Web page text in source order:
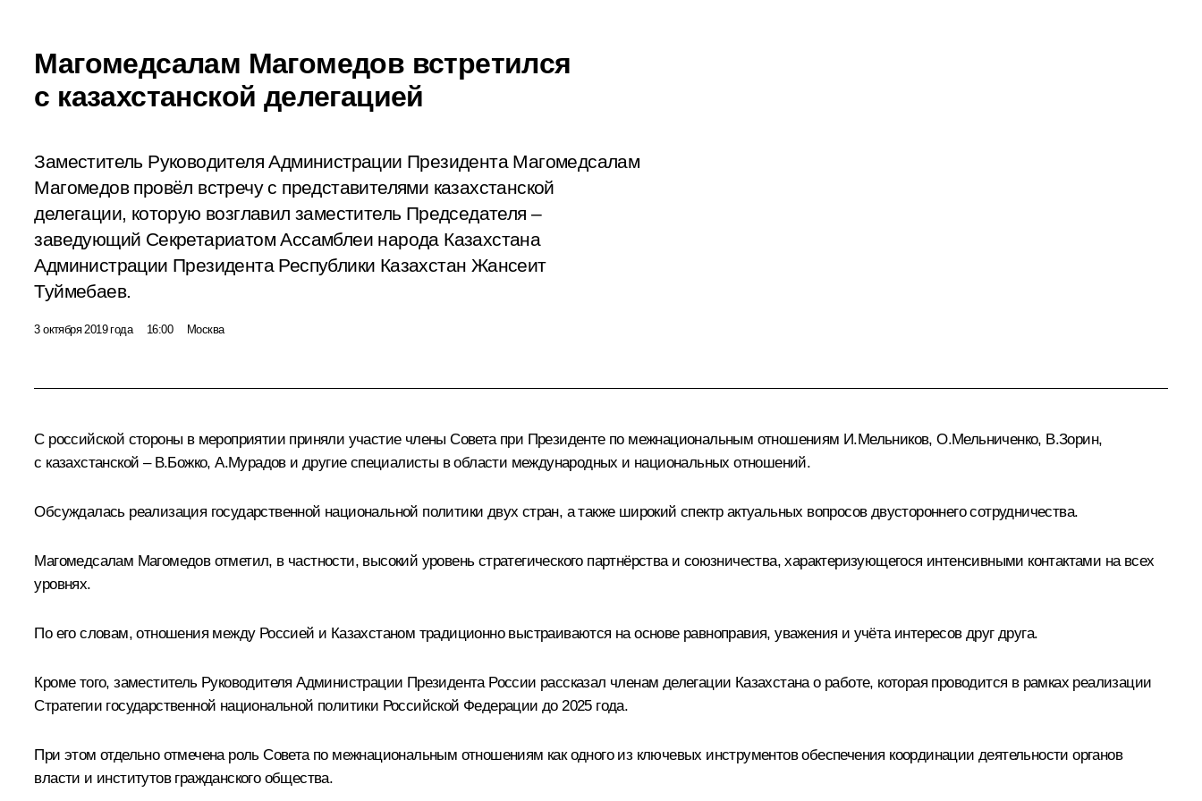
Магомедсалам Магомедов встретился
с казахстанской делегацией
Заместитель Руководителя Администрации Президента Магомедсалам
Магомедов провёл встречу с представителями казахстанской
делегации, которую возглавил заместитель Председателя –
заведующий Секретариатом Ассамблеи народа Казахстана
Администрации Президента Республики Казахстан Жансеит
Туймебаев.
3 октября 2019 года 16:00 Москва
С российской стороны в мероприятии приняли участие члены Совета при Президенте по межнациональным отношениям И.Мельников, О.Мельниченко, В.Зорин,
с казахстанской – В.Божко, А.Мурадов и другие специалисты в области международных и национальных отношений.
Обсуждалась реализация государственной национальной политики двух стран, а также широкий спектр актуальных вопросов двустороннего сотрудничества.
Магомедсалам Магомедовотметил, в частности, высокий уровень стратегического партнёрства и союзничества, характеризующегося интенсивными контактами на всех
уровнях.
По его словам, отношения между Россией и Казахстаном традиционно выстраиваются на основе равноправия, уважения и учёта интересов друг друга.
Кроме того, заместитель Руководителя Администрации Президента России рассказал членам делегации Казахстана о работе, которая проводится в рамках реализации
Стратегии государственной национальной политики Российской Федерации до 2025 года.
При этом отдельно отмечена роль Совета по межнациональным отношениям как одного из ключевых инструментов обеспечения координации деятельности органов
власти и институтов гражданского общества.